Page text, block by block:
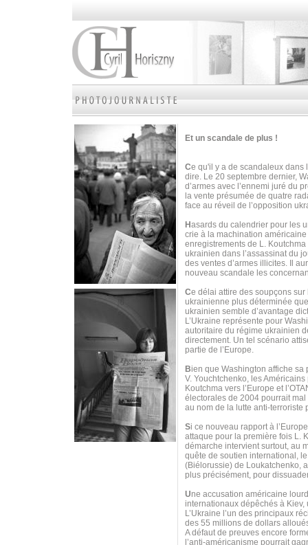
Et un scandale de plus !
Ce qu'il y a de scandaleux dans
dire. Le 20 septembre dernier,
d’armes avec l’ennemi juré du
la vente présumée de quatre
face au réveil de l’opposition
H asards du calendrier pour les
crie à la machination
enregistrements de L.
ukrainien dans l’assassinat du
des ventes d’armes illicites. Il
nouveau scandale les
Ce délai attire des soupçons
ukrainienne plus déterminée
ukrainien semble d’avantage
L’Ukraine représente pour
autoritaire du régime ukrainien
directement. Un tel scénario
partie de l’Europe.
Bien que Washington affiche
V. Youchtchenko, les
Koutchma vers l’Europe et
électorales de 2004 pourrait
au nom de la lutte anti-terroriste
Si ce nouveau rapport à
attaque pour la première fois L.
démarche intervient surtout, au
quête de soutien international,
(Biélorussie) de Loukatchenko,
plus précisément, pour
Une accusation américaine
internationaux dépêchés à
L’Ukraine l’un des principaux
des 55 millions de dollars
A défaut de preuves encore
l’anti-américanisme pourrait